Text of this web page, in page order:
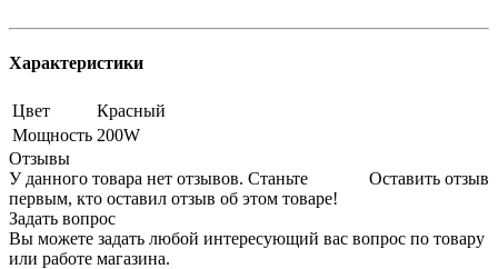
Характеристики
Цвет
Красный
Мощность 200W
Отзывы
Оставить отзыв
У данного товара нет отзывов. Станьте
первым, кто оставил отзыв об этом товаре!
Задать вопрос
Вы можете задать любой интересующий вас вопрос по товару
или работе магазина.